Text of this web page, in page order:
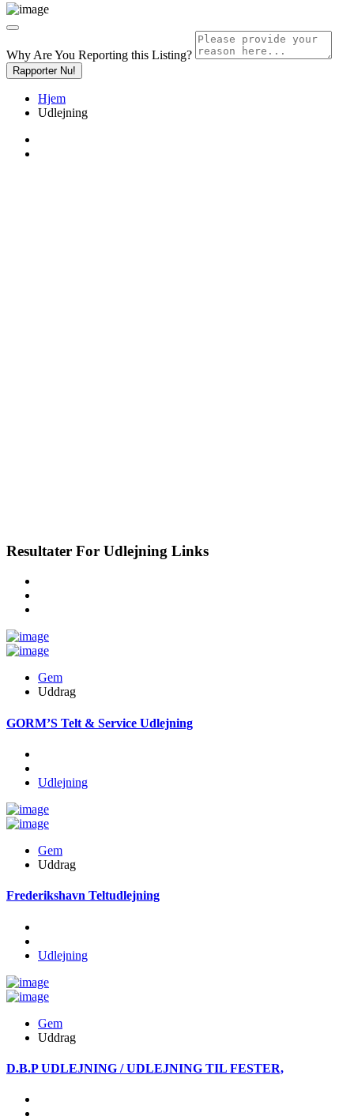
Why Are You Reporting this Listing?
Rapporter Nu!
Hjem
Udlejning
Resultater For Udlejning Links
Gem
Uddrag
GORM’S Telt & Service Udlejning
Udlejning
Gem
Uddrag
Frederikshavn Teltudlejning
Udlejning
Gem
Uddrag
D.B.P UDLEJNING / UDLEJNING TIL FESTER,